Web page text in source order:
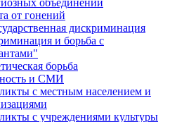
объединений
от гонений
дискриминация
и борьба с
борьба
и СМИ
с местным населением и
с учреждениями культуры